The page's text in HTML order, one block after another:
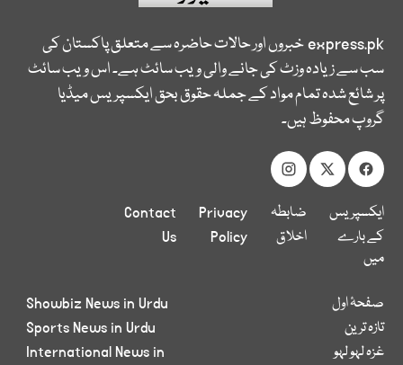
express.pkخبروں اور حالات حاضرہ سے متعلق پاکستان کی
سب سے زیادہ وزٹ کی جانے والی ویب سائٹ ہے۔ اس ویب سائٹ
پر شائع شدہ تمام مواد کے جملہ حقوق بحق ایکسپریس میڈیا
گروپ محفوظ ہیں۔
ایکسپریس
کے بارے
میں
ضابطہ
اخلاق
Privacy
Policy
Contact
Us
صفحۂ اول
تازہ ترین
غزہ لہو لہو
Showbiz News in Urdu
Sports News in Urdu
International News in